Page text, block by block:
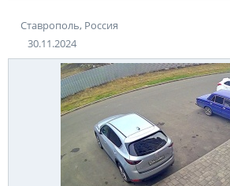
Ставрополь, Россия
30.11.2024